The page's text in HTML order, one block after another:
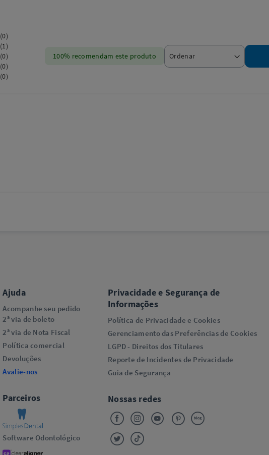
(0)
(1)
(0)
(0)
(0)
100% recomendam este produto
Ajuda
Acompanhe seu pedido
2ª via de boleto
2ª via de Nota Fiscal
Política comercial
Devoluções
Avalie-nos
Parceiros
Software Odontológico
Privacidade e Segurança de
Informações
Política de Privacidade e Cookies
Gerenciamento das Preferências de Cookies
LGPD - Direitos dos Titulares
Reporte de Incidentes de Privacidade
Guia de Segurança
Nossas redes